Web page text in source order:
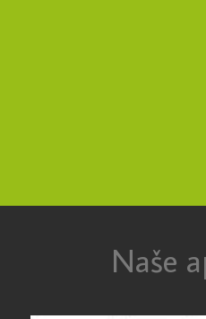
Naše